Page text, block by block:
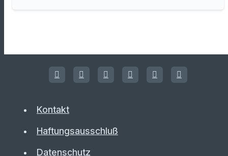
Kontakt
Haftungsausschluß
Datenschutz